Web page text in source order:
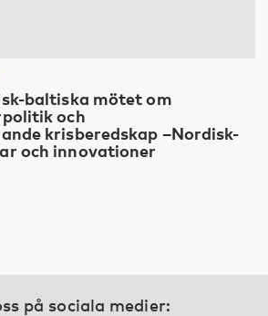
baltiska mötet om
och
krisberedskap –Nordisk-
och innovationer
på sociala medier: